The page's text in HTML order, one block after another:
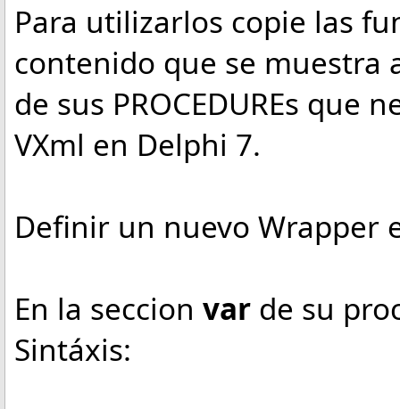
Para utilizarlos copie las
contenido que se muestra
de sus PROCEDUREs que
VXml en Delphi 7.
Definir un nuevo Wrapper
En la seccion var de su
Sintáxis: